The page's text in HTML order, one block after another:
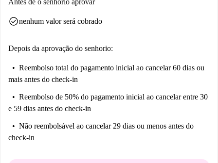
Schmiede e a Kirsten-Heisig-Platz, oferecem oportunidades para
Berlim.
Antes de o senhorio aprovar
check_circlenenhum valor será cobrado
Depois da aprovação do senhorio:
Reembolso total do pagamento inicial ao cancelar 60 dias ou
mais antes do check-in
Reembolso de 50% do pagamento inicial ao cancelar entre 30
e 59 dias antes do check-in
Não reembolsável ao cancelar 29 dias ou menos antes do
check-in